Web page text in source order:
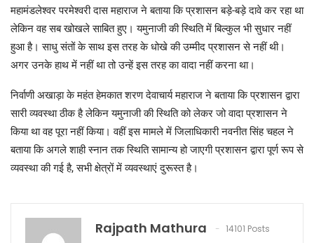
महामंडलेश्वर परमेश्वरी दास महाराज ने बताया कि प्रशासन बड़े-बड़े दावे कर रहा था
लेकिन वह सब खोखले साबित हुए। यमुनाजी की स्थिति में बिल्कुल भी सुधार नहीं
हुआ है। साधु संतों के साथ इस तरह के धोखे की उम्मीद प्रशासन से नहीं थी।
अगर उनके हाथ में नहीं था तो उन्हें इस तरह का वादा नहीं करना था।
निर्वाणी अखाड़ा के महंत हेमकात शरण देवाचार्य महाराज ने बताया कि प्रशासन द्वारा
सारी व्यवस्था ठीक है लेकिन यमुनाजी की स्थिति को लेकर जो वादा प्रशासन ने
किया था वह पूरा नहीं किया। वहीं इस मामले में जिलाधिकारी नवनीत सिंह चहल ने
बताया कि अगले शाही स्नान तक स्थिति सामान्य हो जाएगी प्रशासन द्वारा पूर्ण रूप से
व्यवस्था की गई है, सभी क्षेत्रों में व्यवस्थाएं दुरूस्त है।
Rajpath Mathura 14101 Posts